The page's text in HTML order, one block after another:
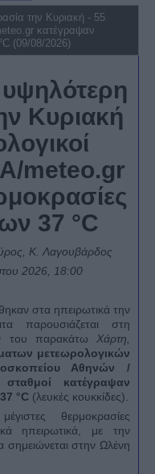
την Κυριακή - 55
κατέγραψαν
(09/08/2026)
Κυριακή
meteo.gr
37 °C
Κ. Λαγουβάρδος
2026, 18:00
στα ηπειρωτικά την
παρουσιάζεται στη
του παρακάτω Χάρτη,
μετεωρολογικών
Αθηνών /
σταθμοί κατέγραψαν
°C (λευκές κουκκίδες).
θερμοκρασίες
ηπειρωτικά, με την
σημειώνεται στην Ωλένη